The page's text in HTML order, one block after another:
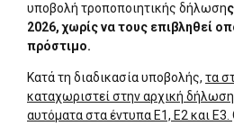
υποβολή τροποποιητικής δήλωση
2026, χωρίς να τους επιβληθεί
πρόστιμο.
Κατά τη διαδικασία υποβολής, τα
καταχωριστεί στην αρχική
αυτόματα στα έντυπα Ε1, Ε2 και Ε3.